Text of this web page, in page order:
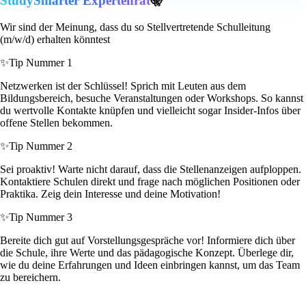
Wir sind der Meinung, dass du so Stellvertretende Schulleitung
(m/w/d) erhalten könntest
✨Tip Nummer 1
Netzwerken ist der Schlüssel! Sprich mit Leuten aus dem
Bildungsbereich, besuche Veranstaltungen oder Workshops. So kannst
du wertvolle Kontakte knüpfen und vielleicht sogar Insider-Infos über
offene Stellen bekommen.
✨Tip Nummer 2
Sei proaktiv! Warte nicht darauf, dass die Stellenanzeigen aufploppen.
Kontaktiere Schulen direkt und frage nach möglichen Positionen oder
Praktika. Zeig dein Interesse und deine Motivation!
✨Tip Nummer 3
Bereite dich gut auf Vorstellungsgespräche vor! Informiere dich über
die Schule, ihre Werte und das pädagogische Konzept. Überlege dir,
wie du deine Erfahrungen und Ideen einbringen kannst, um das Team
zu bereichern.